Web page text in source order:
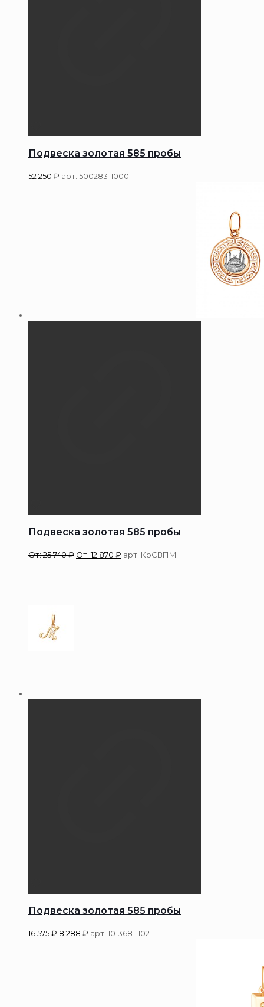
Подвеска золотая 585 пробы
52 250 ₽ арт. 500283-1000
Подвеска золотая 585 пробы
От:25 740₽ От:12 870 ₽ арт. КрСВПМ
Подвеска золотая 585 пробы
16 575₽ 8 288 ₽ арт. 101368-1102